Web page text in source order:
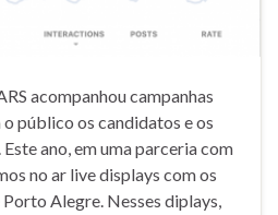
acompanhou campanhas
público os candidatos e os
ano, em uma parceria com
no ar live displays com os
Alegre. Nesses diplays,